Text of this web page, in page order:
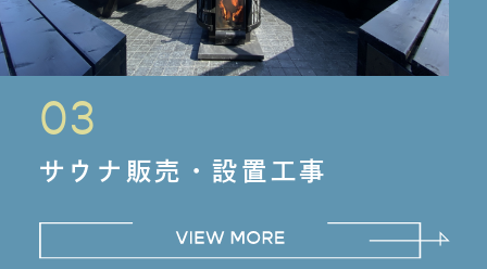
03
サウナ販売・設置工事